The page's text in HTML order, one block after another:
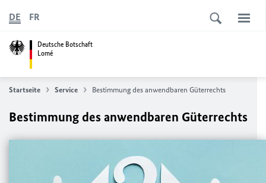
Deutsche Botschaft
Lomé
DE FR
Startseite Service Bestimmung des anwendbaren Güterrechts
Bestimmung des anwendbaren Güterrechts